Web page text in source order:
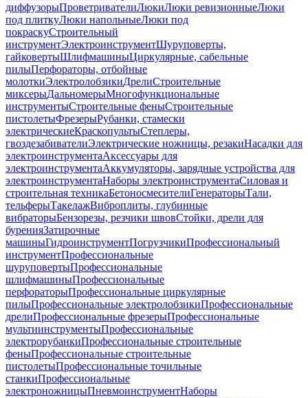
диффузорыПроветривателиЛюкиЛюки ревизионныеЛюки
под плиткуЛюки напольныеЛюки под
покраскуСтроительный
инструментЭлектроинструментШуруповерты,
гайковертыШлифмашиныЦиркулярные, сабельные
пилыПерфораторы, отбойные
молоткиЭлектролобзикиДрелиСтроительные
миксерыДальномерыМногофункциональные
инструментыСтроительные феныСтроительные
пистолетыФрезерыРубанки, стамески
электрическиеКраскопультыСтеплеры,
гвоздезабивателиЭлектрические ножницы, резакиНасадки для
электроинструментаАксессуары для
электроинструментаАккумуляторы, зарядные устройства для
электроинструментаНаборы электроинструментаСиловая и
строительная техникаБетоносмесителиГенераторыТали,
тельферыТакелажВиброплиты, глубинные
вибраторыБензорезы, резчики швовСтойки, дрели для
буренияЗатирочные
машиныГидроинструментПогрузчикиПрофессиональный
инструментПрофессиональные
шуруповертыПрофессиональные
шлифмашиныПрофессиональные
перфораторыПрофессиональные циркулярные
пилыПрофессиональные электролобзикиПрофессиональные
дрелиПрофессиональные фрезерыПрофессиональные
мультиинструментыПрофессиональные
электрорубанкиПрофессиональные строительные
феныПрофессиональные строительные
пистолетыПрофессиональные точильные
станкиПрофессиональные
электроножницыПневмоинструментНаборы